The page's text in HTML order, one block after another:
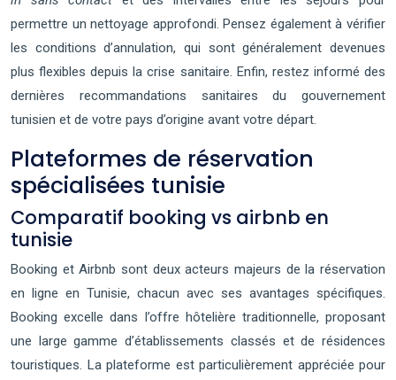
permettre un nettoyage approfondi. Pensez également à vérifier
les conditions d’annulation, qui sont généralement devenues
plus flexibles depuis la crise sanitaire. Enfin, restez informé des
dernières recommandations sanitaires du gouvernement
tunisien et de votre pays d’origine avant votre départ.
Plateformes de réservation
spécialisées tunisie
Comparatif booking vs airbnb en
tunisie
Booking et Airbnb sont deux acteurs majeurs de la réservation
en ligne en Tunisie, chacun avec ses avantages spécifiques.
Booking excelle dans l’offre hôtelière traditionnelle, proposant
une large gamme d’établissements classés et de résidences
touristiques. La plateforme est particulièrement appréciée pour